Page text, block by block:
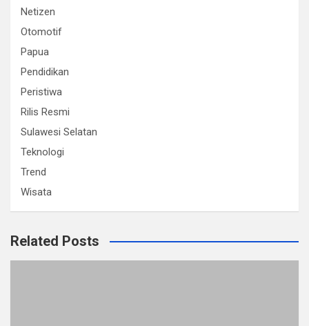
Netizen
Otomotif
Papua
Pendidikan
Peristiwa
Rilis Resmi
Sulawesi Selatan
Teknologi
Trend
Wisata
Related Posts